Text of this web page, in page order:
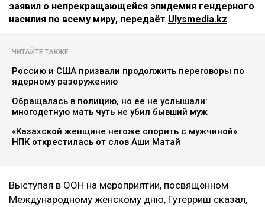
заявил о непрекращающейся эпидемия гендерного
насилия по всему миру, передаёт Ulysmedia.kz
ЧИТАЙТЕ ТАКЖЕ
Россию и США призвали продолжить переговоры по
ядерному разоружению
Обращалась в полицию, но ее не услышали:
многодетную мать чуть не убил бывший муж
«Казахской женщине негоже спорить с мужчиной»:
НПК открестилась от слов Аши Матай
Выступая в ООН на мероприятии, посвященном
Международному женскому дню, Гутерриш сказал,